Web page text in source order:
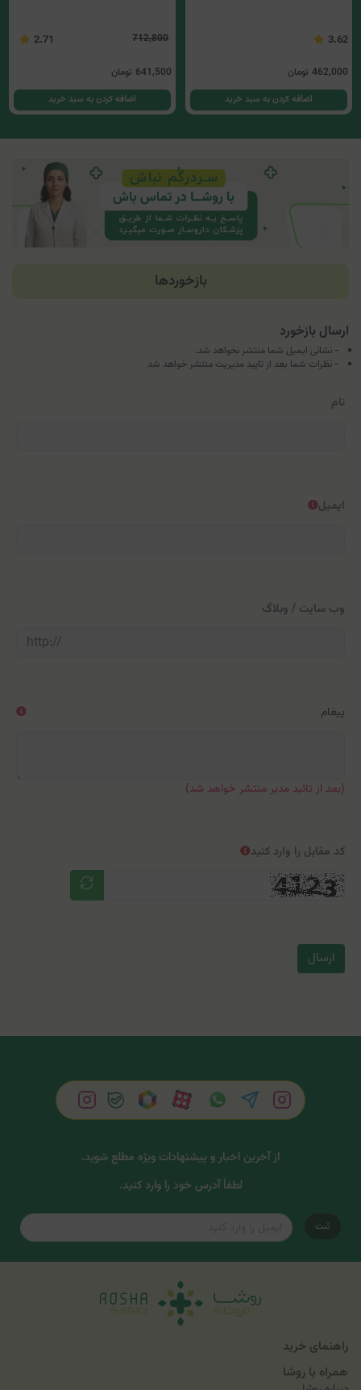
3.62
462,000 تومان
اضافه کردن به سبد خرید
712,800
2.71
641,500 تومان
اضافه کردن به سبد خرید
بازخوردها
ارسال بازخورد
- نشانی ایمیل شما منتشر نخواهد شد.
- نظرات شما بعد از تایید مدیریت منتشر خواهد شد
نام
ایمیل
وب سایت / وبلاگ
پیغام
(بعد از تائید مدیر منتشر خواهد شد)
کد مقابل را وارد کنید
ارسال
از آخرین اخبار و پیشنهادات ویژه مطلع شوید.
لطفاً آدرس خود را وارد کنید.
ثبت
راهنمای خرید
همراه با روشا